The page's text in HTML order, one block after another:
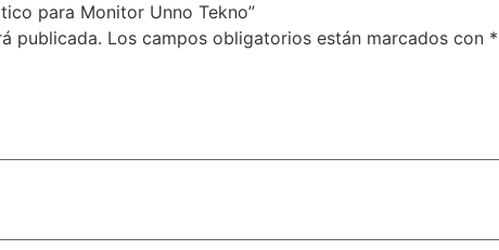
para Monitor Unno Tekno”
publicada. Los campos obligatorios están marcados con *